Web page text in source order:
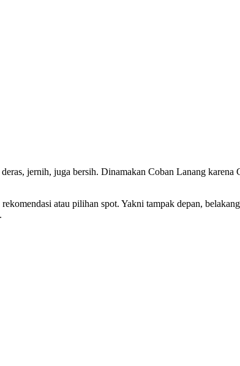
jernih, juga bersih. Dinamakan Coban Lanang karena
atau pilihan spot. Yakni tampak depan,